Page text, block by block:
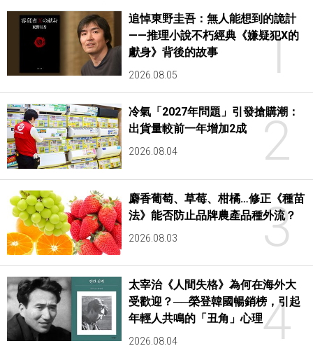
1
追悼東野圭吾：無人能想到的詭計
——推理小說不朽經典《嫌疑犯X的
獻身》背後的故事
2026.08.05
2
冷氣「2027年問題」引發搶購潮：
出貨量較前一年增加2成
2026.08.04
3
麝香葡萄、草莓、柑橘…修正《種苗
法》能否防止品牌農產品種外流？
2026.08.03
4
太宰治《人間失格》為何在海外大
受歡迎？──榮登韓國暢銷榜，引起
年輕人共鳴的「丑角」心理
2026.08.04